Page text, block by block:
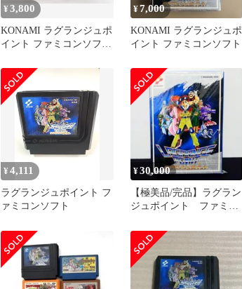
¥3,800
KONAMI ラグランジュポ
イント ファミコンソフト
¥7,000
KONAMI ラグランジュポ
イント ファミコンソフト
¥4,111
ラグランジュポイント フ
ァミコンソフト
¥30,000
【極美品/完品】ラグラン
ジュポイント ファミコ